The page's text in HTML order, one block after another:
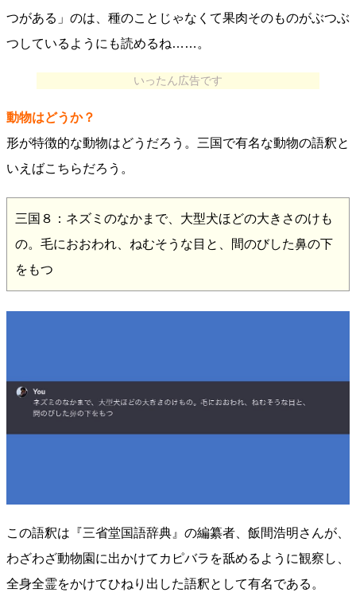
つがある」のは、種のことじゃなくて果肉そのものがぶつぶ
つしているようにも読めるね……。
いったん広告です
動物はどうか？
形が特徴的な動物はどうだろう。三国で有名な動物の語釈と
いえばこちらだろう。
三国８：ネズミのなかまで、大型犬ほどの大きさのけも
の。毛におおわれ、ねむそうな目と、間のびした鼻の下
をもつ
この語釈は『三省堂国語辞典』の編纂者、飯間浩明さんが、
わざわざ動物園に出かけてカピバラを舐めるように観察し、
全身全霊をかけてひねり出した語釈として有名である。